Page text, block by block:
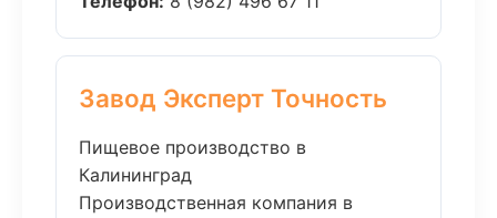
Завод Эксперт Точность
Пищевое производство в
Калининград
Производственная компания в